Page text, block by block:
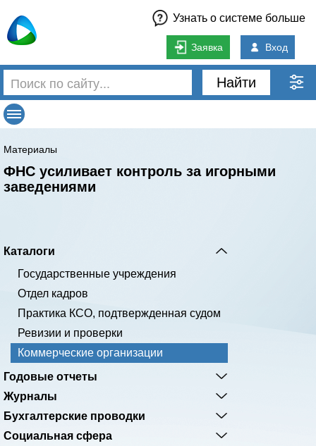
Узнать о системе больше
Заявка Вход
Найти
Материалы
ФНС усиливает контроль за игорными
заведениями
Каталоги
Государственные учреждения
Отдел кадров
Практика КСО, подтвержденная судом
Ревизии и проверки
Коммерческие организации
Годовые отчеты
Журналы
Бухгалтерские проводки
Социальная сфера